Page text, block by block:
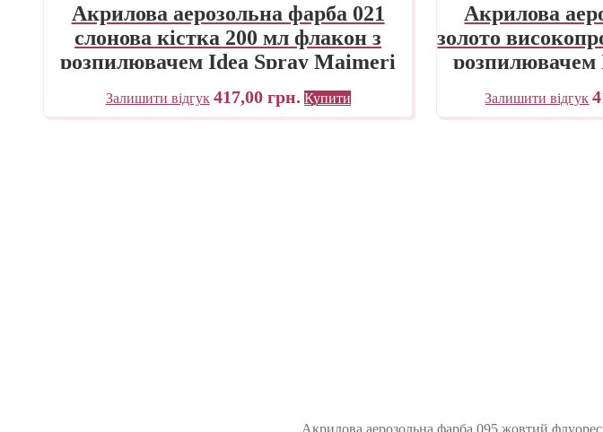
Акрилова аерозольна фарба 021
слонова кістка 200 мл флакон з
розпилювачем Idea Spray Maimeri
Італія
Залишити відгук 417,00 грн. Купити
Акрилова
золото
Залишити відгук
Акрилова аерозольна фарба 095 жовтий